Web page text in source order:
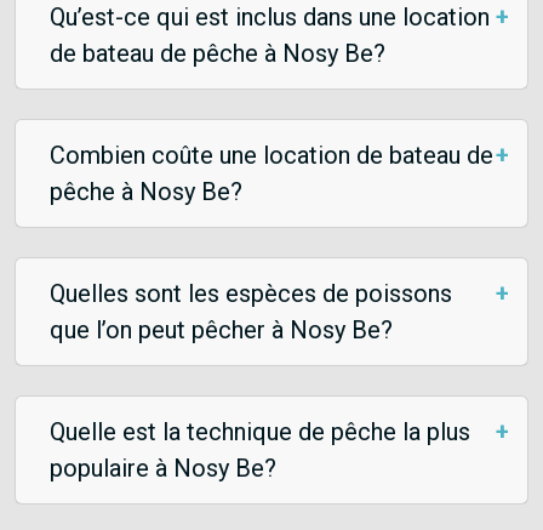
Qu’est-ce qui est inclus dans une location
de bateau de pêche à Nosy Be?
Combien coûte une location de bateau de
pêche à Nosy Be?
Quelles sont les espèces de poissons
que l’on peut pêcher à Nosy Be?
Quelle est la technique de pêche la plus
populaire à Nosy Be?